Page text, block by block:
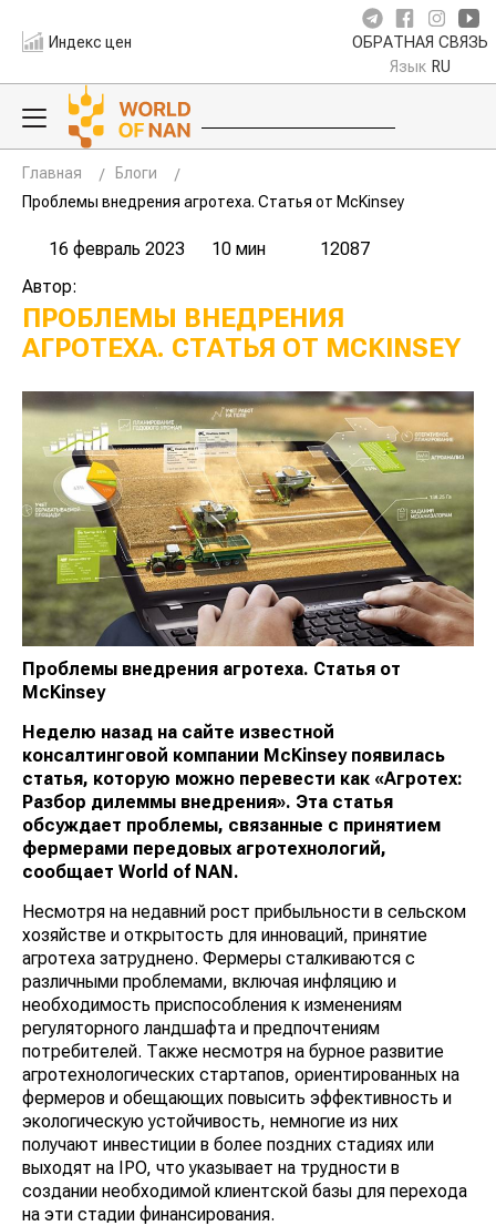
Индекс цен ОБРАТНАЯ СВЯЗЬ
Язык RU
Главная
Блоги
Проблемы внедрения агротеха. Статья от McKinsey
16 февраль 2023 10 мин
12087
Автор:
ПРОБЛЕМЫ ВНЕДРЕНИЯ
АГРОТЕХА. СТАТЬЯ ОТ MCKINSEY
Проблемы внедрения агротеха. Статья от
McKinsey
Неделю назад на сайте известной
консалтинговой компании McKinsey появилась
статья, которую можно перевести как «Агротех:
Разбор дилеммы внедрения». Эта статья
обсуждает проблемы, связанные с принятием
фермерами передовых агротехнологий,
сообщает World of NAN.
Несмотря на недавний рост прибыльности в сельском
хозяйстве и открытость для инноваций, принятие
агротеха затруднено. Фермеры сталкиваются с
различными проблемами, включая инфляцию и
необходимость приспособления к изменениям
регуляторного ландшафта и предпочтениям
потребителей. Также несмотря на бурное развитие
агротехнологических стартапов, ориентированных на
фермеров и обещающих повысить эффективность и
экологическую устойчивость, немногие из них
получают инвестиции в более поздних стадиях или
выходят на IPO, что указывает на трудности в
создании необходимой клиентской базы для перехода
на эти стадии финансирования.